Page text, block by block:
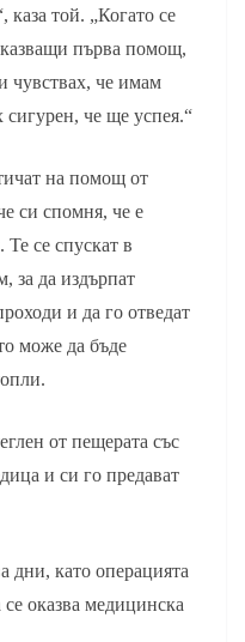
каза той. „Когато се
първа помощ,
чувствах, че имам
че ще успея.“
на помощ от
си спомня, че е
се спускат в
за да издърпат
и да го отведат
може да бъде
от пещерата със
и си го предават
дни, като операцията
оказва медицинска